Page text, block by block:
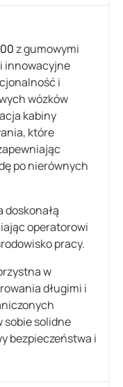
z gumowymi
innowacyjne
i
wózków
kabiny
które
po nierównych
operatorowi
pracy.
w
długimi i
sobie solidne
bezpieczeństwa i